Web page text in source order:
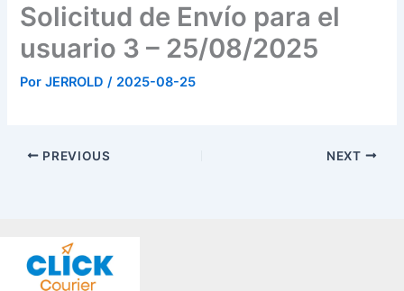
Solicitud de Envío para el
usuario 3 – 25/08/2025
PorJERROLD/ 2025-08-25
PREVIOUS NEXT